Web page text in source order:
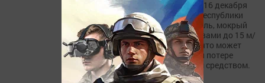
По прогнозам синоптиков, 16 декабря
2019 года на территории Республики
Татарстан ожидается метель, мокрый
снег, усиления ветра порывами до 15 м/
с, на дорогах гололедица, что может
способствовать внезапной потере
управления транспортным средством.